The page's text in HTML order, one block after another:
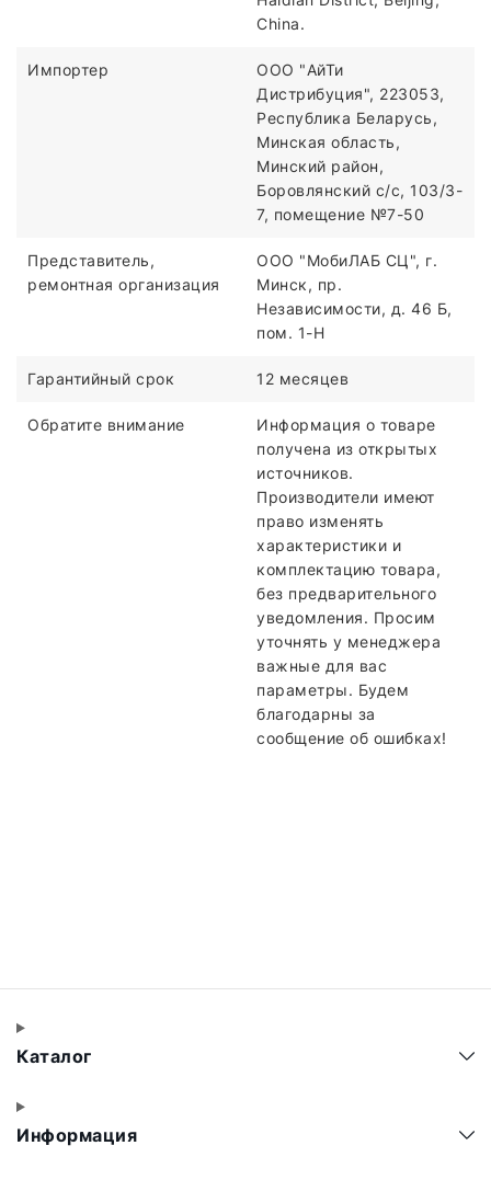
China.
Импортер
ООО "АйТи
Дистрибуция", 223053,
Республика Беларусь,
Минская область,
Минский район,
Боровлянский с/с, 103/3-
7, помещение №7-50
Представитель,
ремонтная организация
ООО "МобиЛАБ СЦ", г.
Минск, пр.
Независимости, д. 46 Б,
пом. 1-Н
Гарантийный срок 12 месяцев
Обратите внимание
Информация о товаре
получена из открытых
источников.
Производители имеют
право изменять
характеристики и
комплектацию товара,
без предварительного
уведомления. Просим
уточнять у менеджера
важные для вас
параметры. Будем
благодарны за
сообщение об ошибках!
Каталог
Информация